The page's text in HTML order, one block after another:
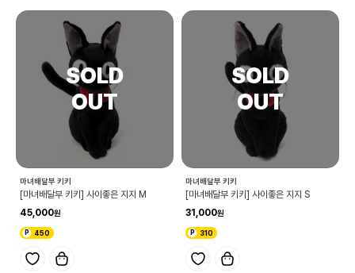
마녀배달부 키키
[마녀배달부 키키] 사이좋은 지지 M
45,000
450
마녀배달부 키키
[마녀배달부 키키] 사이좋은 지지 S
31,000
310